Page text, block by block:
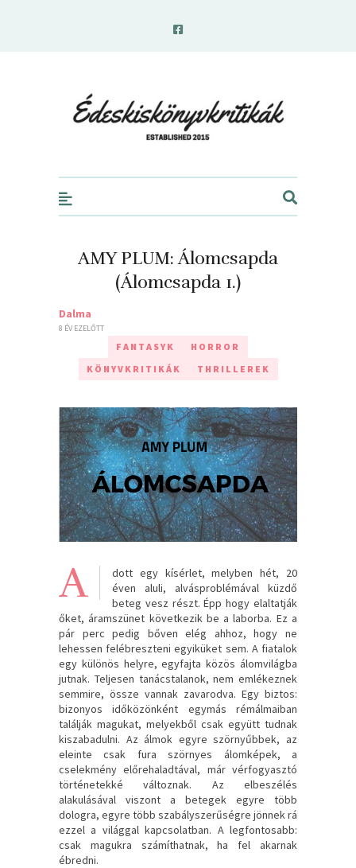
AMY PLUM: Álomcsapda
(Álomcsapda 1.)
Dalma
8 ÉV EZELŐTT
FANTASYK
HORROR
KÖNYVKRITIKÁK
THRILLEREK
A
dott egy kísérlet, melyben hét, 20
éven aluli, alvásproblémával küzdő
beteg vesz részt. Épp hogy elaltatják
őket, áramszünet következik be a laborba. Ez a
pár perc pedig bőven elég ahhoz, hogy ne
lehessen felébreszteni egyiküket sem. A fiatalok
egy különös helyre, egyfajta közös álomvilágba
jutnak. Teljesen tanácstalanok, nem emlékeznek
semmire, össze vannak zavarodva. Egy biztos:
bizonyos időközönként egymás rémálmaiban
találják magukat, melyekből csak együtt tudnak
kiszabadulni. Az álmok egyre szörnyűbbek, az
eleinte csak fura szörnyes álomképek, a
cselekmény előrehaladtával, már vérfogyasztó
történetekké változnak. Az elbeszélés
alakulásával viszont a betegek egyre több
dologra, egyre több szabályszerűségre jönnek rá
ezzel a világgal kapcsolatban. A legfontosabb:
csak magukra számíthatnak, ha fel akarnak
ébredni.